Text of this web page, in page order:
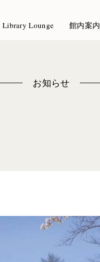
Library Lounge 館内案内
お知らせ